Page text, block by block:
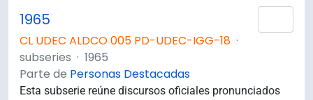
1965
CL UDEC ALDCO 005 PD-UDEC-IGG-18 ·
subseries · 1965
Parte de Personas Destacadas
Esta subserie reúne discursos oficiales pronunciados